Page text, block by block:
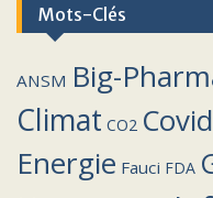
Mots-Clés
ANSM Big-
Climat CO2
Energie Fauci FDA